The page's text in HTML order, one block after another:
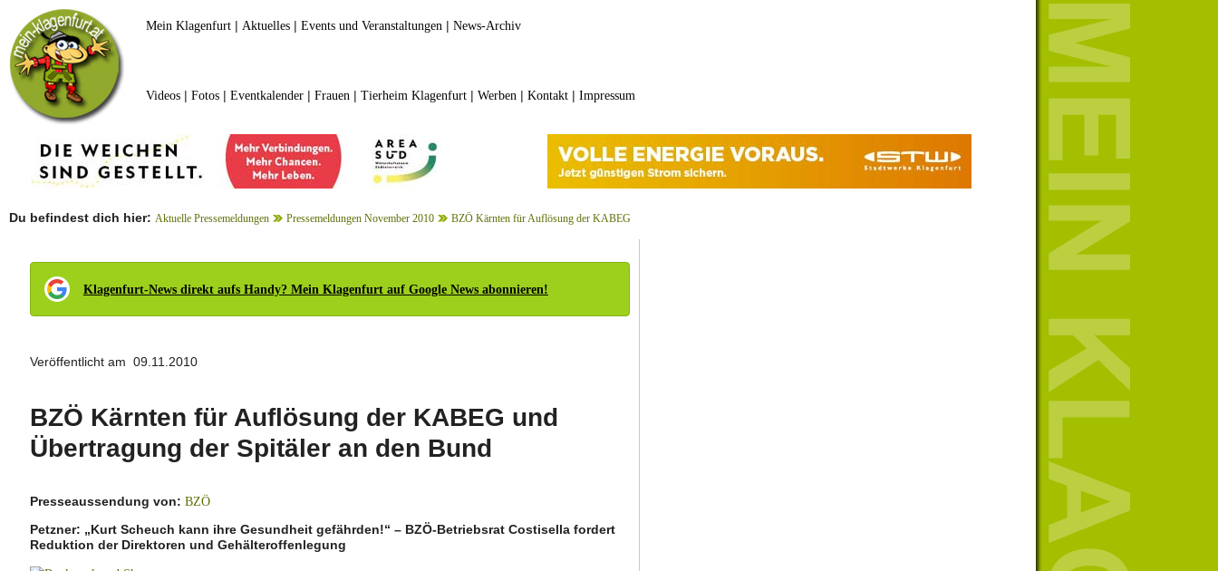
Mein Klagenfurt| Aktuelles| Events und Veranstaltungen | News-Archiv
Videos| Fotos| Eventkalender| Frauen | Tierheim Klagenfurt| Werben | Kontakt| Impressum
Du befindest dich hier: Aktuelle Pressemeldungen Pressemeldungen November 2010 BZÖ Kärnten für Auflösung der KABEG
Klagenfurt-News direkt aufs Handy? Mein Klagenfurt auf Google News abonnieren!
Veröffentlicht am 09.11.2010
BZÖ Kärnten für Auflösung der KABEG und
Übertragung der Spitäler an den Bund
Presseaussendung von: BZÖ
Petzner: „Kurt Scheuch kann ihre Gesundheit gefährden!“ – BZÖ-Betriebsrat Costisella fordert
Reduktion der Direktoren und Gehälteroffenlegung